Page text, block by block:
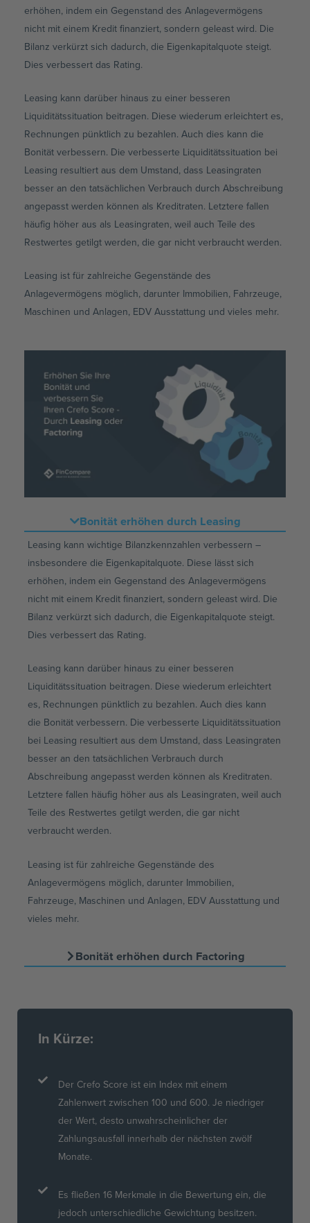
erhöhen, indem ein Gegenstand des Anlagevermögens
nicht mit einem Kredit finanziert, sondern geleast wird. Die
Bilanz verkürzt sich dadurch, die Eigenkapitalquote steigt.
Dies verbessert das Rating.
Leasing kann darüber hinaus zu einer besseren
Liquiditätssituation beitragen. Diese wiederum erleichtert es,
Rechnungen pünktlich zu bezahlen. Auch dies kann die
Bonität verbessern. Die verbesserte Liquiditätssituation bei
Leasing resultiert aus dem Umstand, dass Leasingraten
besser an den tatsächlichen Verbrauch durch Abschreibung
angepasst werden können als Kreditraten. Letztere fallen
häufig höher aus als Leasingraten, weil auch Teile des
Restwertes getilgt werden, die gar nicht verbraucht werden.
Leasing ist für zahlreiche Gegenstände des
Anlagevermögens möglich, darunter Immobilien, Fahrzeuge,
Maschinen und Anlagen, EDV Ausstattung und vieles mehr.
Bonität erhöhen durch Leasing
Bonität erhöhen durch Factoring
Leasing kann wichtige Bilanzkennzahlen verbessern –
insbesondere die Eigenkapitalquote. Diese lässt sich
erhöhen, indem ein Gegenstand des Anlagevermögens
nicht mit einem Kredit finanziert, sondern geleast wird. Die
Bilanz verkürzt sich dadurch, die Eigenkapitalquote steigt.
Dies verbessert das Rating.
Leasing kann darüber hinaus zu einer besseren
Liquiditätssituation beitragen. Diese wiederum erleichtert
es, Rechnungen pünktlich zu bezahlen. Auch dies kann
die Bonität verbessern. Die verbesserte Liquiditätssituation
bei Leasing resultiert aus dem Umstand, dass Leasingraten
besser an den tatsächlichen Verbrauch durch
Abschreibung angepasst werden können als Kreditraten.
Letztere fallen häufig höher aus als Leasingraten, weil auch
Teile des Restwertes getilgt werden, die gar nicht
verbraucht werden.
Leasing ist für zahlreiche Gegenstände des
Anlagevermögens möglich, darunter Immobilien,
Fahrzeuge, Maschinen und Anlagen, EDV Ausstattung und
vieles mehr.
In Kürze:
Der Crefo Score ist ein Index mit einem
Zahlenwert zwischen 100 und 600. Je niedriger
der Wert, desto unwahrscheinlicher der
Zahlungsausfall innerhalb der nächsten zwölf
Monate.
Es fließen 16 Merkmale in die Bewertung ein, die
jedoch unterschiedliche Gewichtung besitzen.